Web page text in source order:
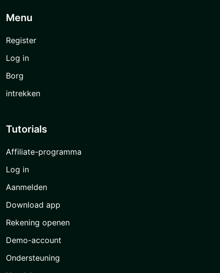
Menu
Register
Log in
Borg
intrekken
Tutorials
Affiliate-programma
Log in
Aanmelden
Download app
Rekening openen
Demo-account
Ondersteuning